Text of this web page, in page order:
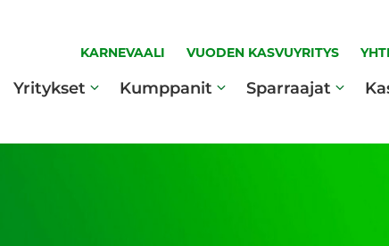
KARNEVAALI VUODEN KASVUYRITYS
Yritykset Kumppanit Sparraajat